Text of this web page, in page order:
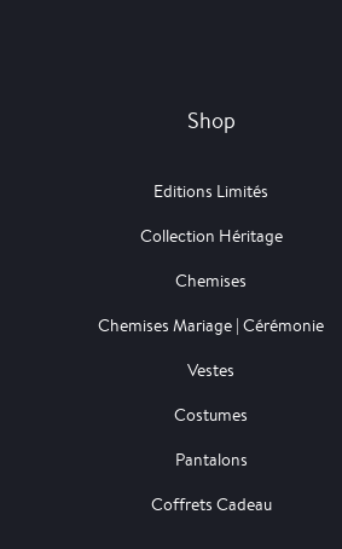
Shop
Editions Limités
Collection Héritage
Chemises
Chemises Mariage | Cérémonie
Vestes
Costumes
Pantalons
Coffrets Cadeau